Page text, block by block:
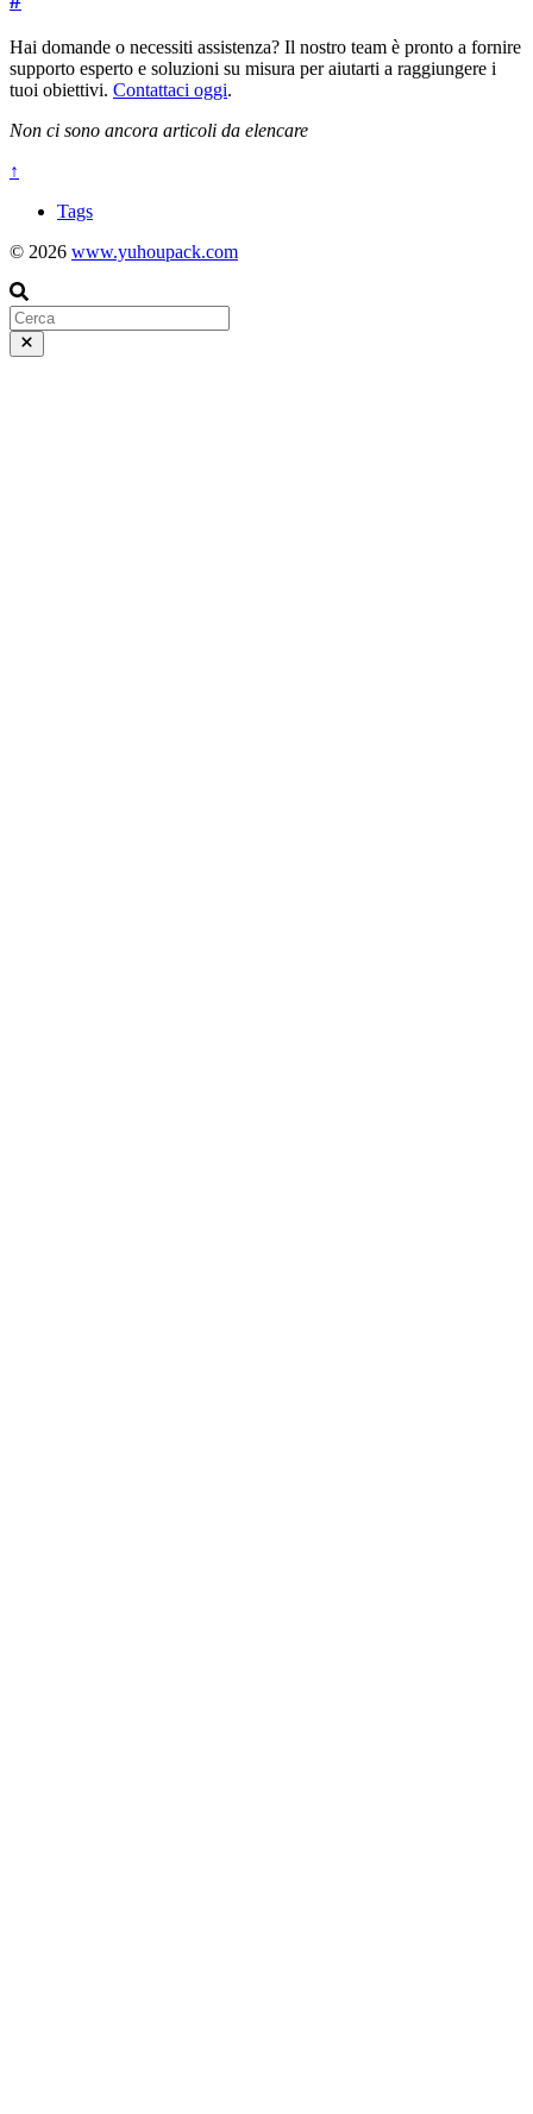
Hai domande o necessiti assistenza? Il nostro team è pronto a fornire
supporto esperto e soluzioni su misura per aiutarti a raggiungere i
tuoi obiettivi. Contattaci oggi.
Non ci sono ancora articoli da elencare
↑
Tags
© 2026 www.yuhoupack.com